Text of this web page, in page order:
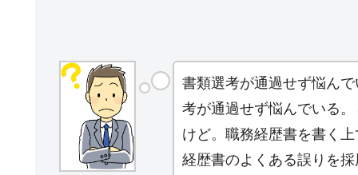
書類選考が通過せず悩ん
考が通過せず悩んでいる
けど。職務経歴書を書く
経歴書のよくある誤りを